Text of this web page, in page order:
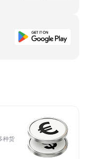
种货